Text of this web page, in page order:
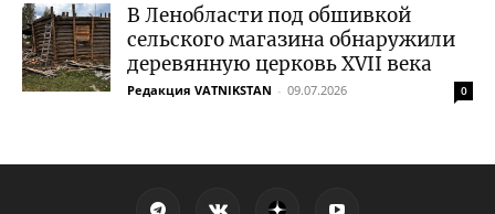
В Ленобласти под обшивкой
сельского магазина обнаружили
деревянную церковь XVII века
Редакция VATNIKSTAN - 09.07.2026 0